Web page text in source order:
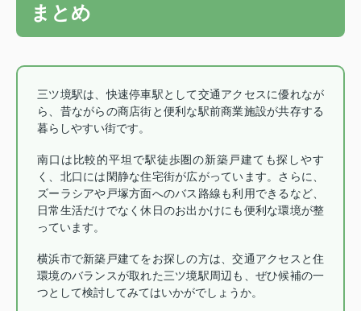
まとめ
三ツ境駅は、快速停車駅として交通アクセスに優れなが
ら、昔ながらの商店街と便利な駅前商業施設が共存する
暮らしやすい街です。
南口は比較的平坦で駅徒歩圏の新築戸建ても探しやす
く、北口には閑静な住宅街が広がっています。さらに、
ズーラシアや戸塚方面へのバス路線も利用できるなど、
日常生活だけでなく休日のお出かけにも便利な環境が整
っています。
横浜市で新築戸建てをお探しの方は、交通アクセスと住
環境のバランスが取れた三ツ境駅周辺も、ぜひ候補の一
つとして検討してみてはいかがでしょうか。